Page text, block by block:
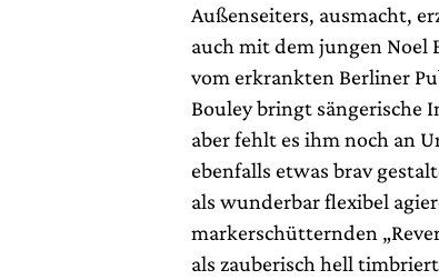
Außenseiters, ausmacht,
auch mit dem jungen Noel
vom erkrankten Berliner
Bouley bringt sängerische
aber fehlt es ihm noch an
ebenfalls etwas brav
als wunderbar flexibel
markerschütternden
als zauberisch hell